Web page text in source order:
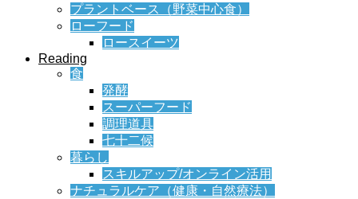
プラントベース（野菜中心食）
ローフード
ロースイーツ
Reading
食
発酵
スーパーフード
調理道具
七十二候
暮らし
スキルアップ/オンライン活用
ナチュラルケア（健康・自然療法）